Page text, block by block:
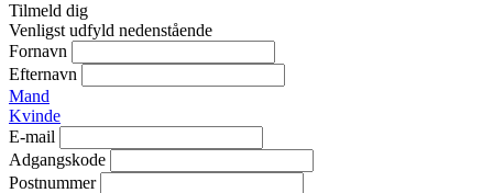
Tilmeld dig
Venligst udfyld nedenstående
Fornavn
Efternavn
Mand
Kvinde
E-mail
Adgangskode
Postnummer